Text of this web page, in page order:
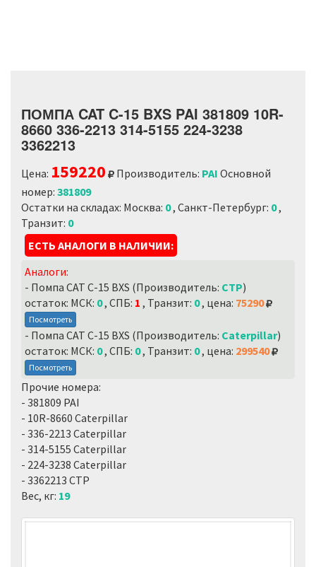
ПОМПА CAT C-15 BXS PAI 381809 10R-
8660 336-2213 314-5155 224-3238
3362213
Цена: 159220 Производитель: PAI Основной
номер: 381809
Остатки на складах: Москва: 0, Санкт-Петербург: 0,
Транзит: 0
ЕСТЬ АНАЛОГИ В НАЛИЧИИ:
Аналоги:
- Помпа CAT C-15 BXS (Производитель: CTP)
остаток: МСК: 0, СПБ: 1 , Транзит: 0, цена: 75290
Посмотреть
- Помпа CAT C-15 BXS (Производитель: Caterpillar)
остаток: МСК: 0, СПБ: 0, Транзит: 0, цена: 299540
Посмотреть
Прочие номера:
- 381809 PAI
- 10R-8660 Caterpillar
- 336-2213 Caterpillar
- 314-5155 Caterpillar
- 224-3238 Caterpillar
- 3362213 CTP
Вес, кг: 19